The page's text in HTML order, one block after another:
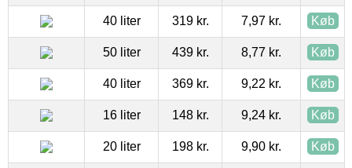
40 liter 319 kr. 7,97 kr. Køb
50 liter 439 kr. 8,77 kr. Køb
40 liter 369 kr. 9,22 kr. Køb
16 liter 148 kr. 9,24 kr. Køb
20 liter 198 kr. 9,90 kr. Køb